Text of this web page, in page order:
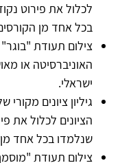
לכלול את פירוט
בכל אחד מן
האוניברסיטה או
ישראלי.
הציונים לכלול את
שנלמדו בכל אחד